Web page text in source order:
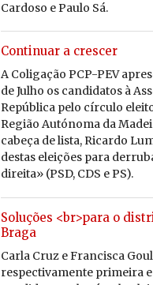
Car­doso e Paulo Sá.
Continuar a crescer
A Co­li­gação PCP-PEV
de Julho os can­di­datos à
Re­pú­blica pelo cír­culo
Re­gião Au­tó­noma da
ca­beça de lista, Ri­cardo
destas elei­ções para
di­reita» (PSD, CDS e PS).
Soluções <br>para o
Braga
Carla Cruz e Francisca
respectivamente primeira